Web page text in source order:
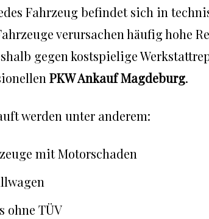
Fahrzeug befindet sich in
verursachen häufig hohe
gegen kostspielige
PKW Ankauf Magdeburg.
werden unter anderem:
mit Motorschaden
ohne TÜV